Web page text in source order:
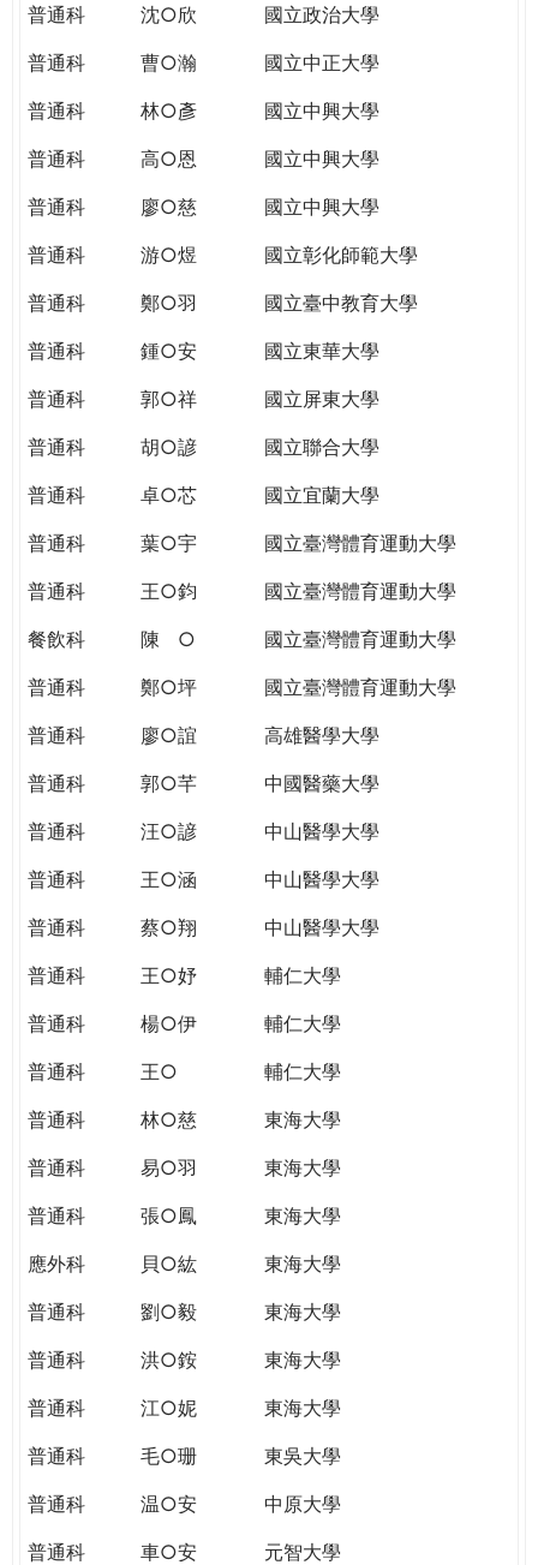
WAGOR
TODAY
THE
WORLD
PUTTING
YOU
THE
CITIZENSHIP
普通科
沈○欣
國立政治大學
普通科
曹○瀚
國立中正大學
普通科
林○彥
國立中興大學
普通科
高○恩
國立中興大學
普通科
廖○慈
國立中興大學
普通科
游○煜
國立彰化師範大學
普通科
鄭○羽
國立臺中教育大學
普通科
鍾○安
國立東華大學
普通科
郭○祥
國立屏東大學
普通科
胡○諺
國立聯合大學
普通科
卓○芯
國立宜蘭大學
普通科
葉○宇
國立臺灣體育運動大學
普通科
王○鈞
國立臺灣體育運動大學
餐飲科
陳 ○
國立臺灣體育運動大學
普通科
鄭○坪
國立臺灣體育運動大學
普通科
廖○誼
高雄醫學大學
普通科
郭○芊
中國醫藥大學
普通科
汪○諺
中山醫學大學
普通科
王○涵
中山醫學大學
普通科
蔡○翔
中山醫學大學
普通科
王○妤
輔仁大學
普通科
楊○伊
輔仁大學
普通科
王○
輔仁大學
普通科
林○慈
東海大學
普通科
易○羽
東海大學
普通科
張○鳳
東海大學
應外科
貝○紘
東海大學
普通科
劉○毅
東海大學
普通科
洪○銨
東海大學
普通科
江○妮
東海大學
普通科
毛○珊
東吳大學
普通科
温○安
中原大學
普通科
車○安
元智大學